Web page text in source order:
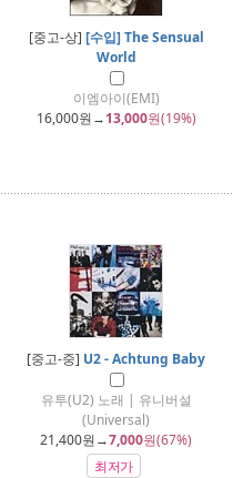
[중고-상] [수입] The Sensual
World
이엠아이(EMI)
16,000원→13,000원(19%)
[중고-중] U2 - Achtung Baby
유투(U2) 노래 | 유니버설
(Universal)
21,400원→7,000원(67%)
최저가